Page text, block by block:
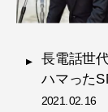
長電話世
ハマった
2021.02.16